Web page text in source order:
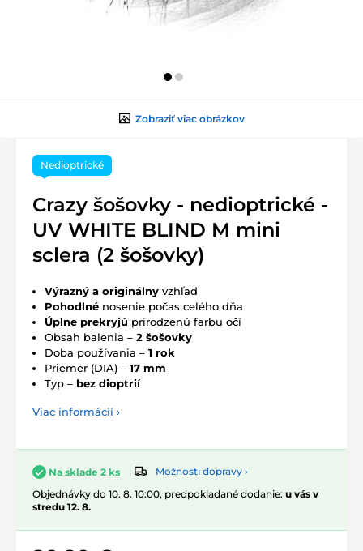
Zobraziť viac obrázkov
Nedioptrické
Crazy šošovky - nedioptrické -
UV WHITE BLIND M mini
sclera (2 šošovky)
Výrazný a originálny vzhľad
Pohodlné nosenie počas celého dňa
Úplne prekryjú prirodzenú farbu očí
Obsah balenia – 2 šošovky
Doba používania – 1 rok
Priemer (DIA) – 17 mm
Typ – bez dioptrií
Viac informácií ›
Na sklade 2 ks
Možnosti dopravy ›
Objednávky do 10. 8. 10:00, predpokladané dodanie: u vás v
stredu 12. 8.